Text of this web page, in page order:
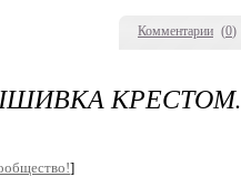
Комментарии (0)
КРЕСТОМ.
]